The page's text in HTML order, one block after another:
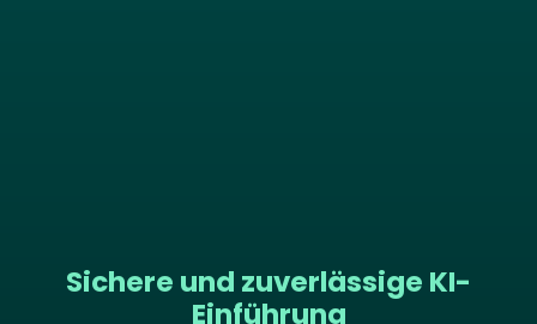
Sichere und zuverlässige KI-
Einführung